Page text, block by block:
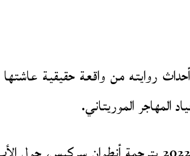
من واقعة حقيقية عاشتها
المهاجر الموريتاني.